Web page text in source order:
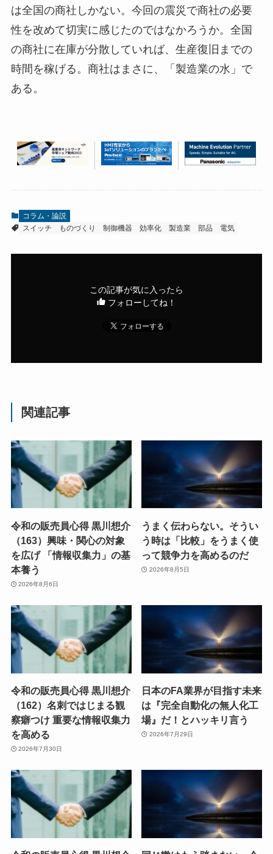
は全国の商社しかない。今回の震災で商社の必要
性を改めて切実に感じたのではなかろうか。全国
の商社に在庫が分散していれば、生産復旧までの
時間を稼げる。商社はまさに、「製造業の水」で
ある。
コラム・論説
スイッチ
ものづくり 制御機器 効率化 製造業 部品 電気
この記事が気に入ったら
フォローしてね！
関連記事
令和の販売員心得 黒川想介
（163）興味・関心の対象
を広げ 「情報収集力」の基
本養う
2026年8月6日
うまく伝わらない。そうい
う時は「比較」をうまく使
って競争力を高めるのだ
2026年8月5日
令和の販売員心得 黒川想介
（162）名刺ではじまる観
察癖つけ 重要な情報収集力
を高める
2026年7月30日
日本のFA業界が目指す未来
は『完全自動化の無人化工
場』だ！とハッキリ言う
2026年7月29日